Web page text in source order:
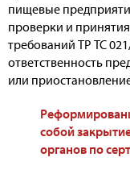
пищевые
проверки и
требований TP ТС
ответственность
или
собой
органов по